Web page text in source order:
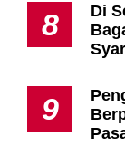
8
Di
9